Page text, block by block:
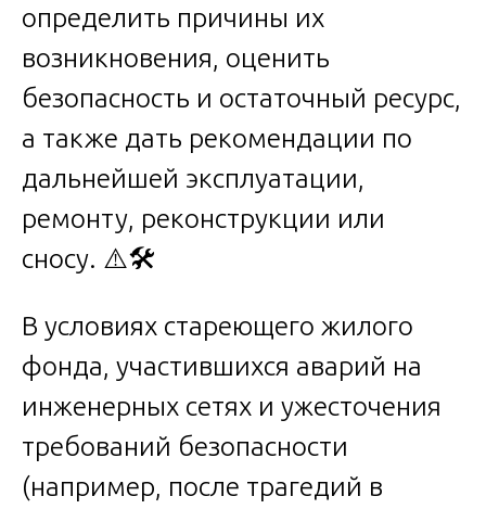
определить причины их
возникновения, оценить
безопасность и остаточный ресурс,
а также дать рекомендации по
дальнейшей эксплуатации,
ремонту, реконструкции или
сносу. ⚠️🛠️
В условиях стареющего жилого
фонда, участившихся аварий на
инженерных сетях и ужесточения
требований безопасности
(например, после трагедий в